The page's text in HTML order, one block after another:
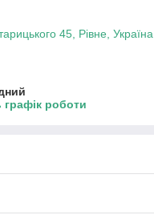
45, Рівне, Україна
графік роботи